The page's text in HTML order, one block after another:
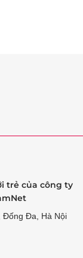
trẻ của công ty
Đống Đa, Hà Nội